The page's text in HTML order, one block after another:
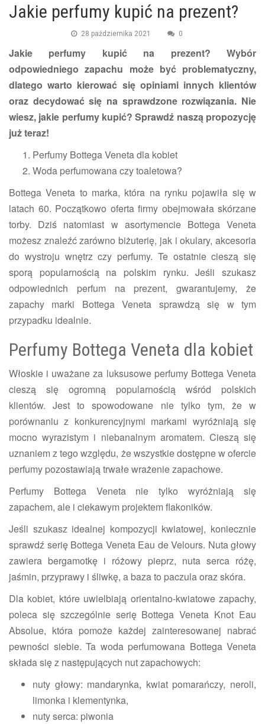
Jakie perfumy kupić na prezent?
28 października 2021 0
​Jakie perfumy kupić na prezent? Wybór
odpowiedniego zapachu może być problematyczny,
dlatego warto kierować się opiniami innych klientów
oraz decydować się na sprawdzone rozwiązania. Nie
wiesz, jakie perfumy kupić? Sprawdź naszą propozycję
już teraz!
Perfumy Bottega Veneta dla kobiet
Woda perfumowana czy toaletowa?
Bottega Veneta to marka, która na rynku pojawiła się w
latach 60. Początkowo oferta firmy obejmowała skórzane
torby. Dziś natomiast w asortymencie Bottega Veneta
możesz znaleźć zarówno biżuterię, jak i okulary, akcesoria
do wystroju wnętrz czy perfumy. Te ostatnie cieszą się
sporą popularnością na polskim rynku. Jeśli szukasz
odpowiednich perfum na prezent, gwarantujemy, że
zapachy marki Bottega Veneta sprawdzą się w tym
przypadku idealnie.
Perfumy Bottega Veneta dla kobiet
Włoskie i uważane za luksusowe perfumy Bottega Veneta
cieszą się ogromną popularnością wśród polskich
klientów. Jest to spowodowane nie tylko tym, że w
porównaniu z konkurencyjnymi markami wyróżniają się
mocno wyrazistym i niebanalnym aromatem. Cieszą się
uznaniem z tego względu, że wszystkie dostępne w ofercie
perfumy pozostawiają trwałe wrażenie zapachowe.
Perfumy Bottega Veneta nie tylko wyróżniają się
zapachem, ale i ciekawym projektem flakoników.
Jeśli szukasz idealnej kompozycji kwiatowej, koniecznie
sprawdź serię Bottega Veneta Eau de Velours. Nuta głowy
zawiera bergamotkę i różowy pieprz, nuta serca różę,
jaśmin, przyprawy i śliwkę, a baza to paczula oraz skóra.
Dla kobiet, które uwielbiają orientalno-kwiatowe zapachy,
poleca się szczególnie serię Bottega Veneta Knot Eau
Absolue, która pomoże każdej zainteresowanej nabrać
pewności siebie. Ta woda perfumowana Bottega Veneta
składa się z następujących nut zapachowych:
nuty głowy: mandarynka, kwiat pomarańczy, neroli,
limonka i klementynka,
nuty serca: piwonia